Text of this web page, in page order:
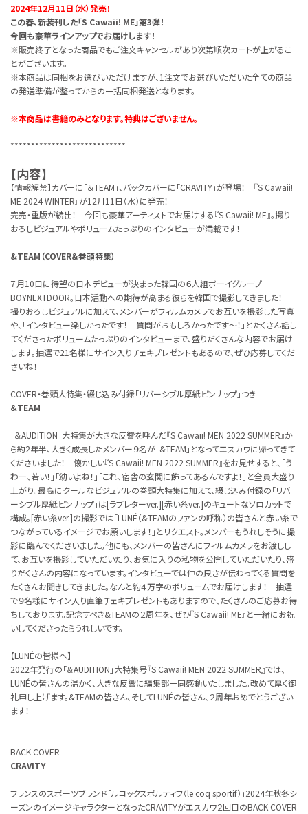
2024年12月11日（水）発売！
この春、新装刊した「S Cawaii! ME」第3弾！
今回も豪華ラインアップでお届けします！
※販売終了となった商品でもご注文キャンセルがあり次第順次カートが上がるこ
とがございます。
※本商品は同梱をお選びいただけますが、1注文でお選びいただいた全ての商品
の発送準備が整ってからの一括同梱発送となります。
※本商品は書籍のみとなります。特典はございません。
****************************
【内容】
【情報解禁】カバーに「＆TEAM」、バックカバーに「CRAVITY」が登場！ 『S Cawaii!
ME 2024 WINTER』が12月11日（水）に発売！
完売・重版が続出！ 今回も豪華アーティストでお届けする『S Cawaii! ME』。撮り
おろしビジュアルやボリュームたっぷりのインタビューが満載です！
&TEAM（COVER＆巻頭特集）
７月10日に待望の日本デビューが決まった韓国の６人組ボーイグループ
BOYNEXTDOOR。日本活動への期待が高まる彼らを韓国で撮影してきました！
撮りおろしビジュアルに加えて、メンバーがフィルムカメラでお互いを撮影した写真
や、「インタビュー楽しかったです！ 質問がおもしろかったです〜！」とたくさん話し
てくださったボリュームたっぷりのインタビューまで、盛りだくさんな内容でお届け
します。抽選で21名様にサイン入りチェキプレゼントもあるので、ぜひ応募してくだ
さいね！
COVER・巻頭大特集・綴じ込み付録「リバーシブル厚紙ピンナップ」つき
&TEAM
「＆AUDITION」大特集が大きな反響を呼んだ『S Cawaii! MEN 2022 SUMMER』か
ら約2年半、大きく成長したメンバー９名が「&TEAM」となってエスカワに帰ってきて
くださいました！ 懐かしい『S Cawaii! MEN 2022 SUMMER』をお見せすると、「う
わー、若い！」「幼いよね！」「これ、宿舎の玄関に飾ってあるんですよ！」と全員大盛り
上がり。最高にクールなビジュアルの巻頭大特集に加えて、綴じ込み付録の「リバ
ーシブル厚紙ピンナップ」は[ラブレターver.][赤い糸ver.]のキュートなソロカットで
構成。[赤い糸ver.]の撮影では「LUNÉ（&TEAMのファンの呼称）の皆さんと赤い糸で
つながっているイメージでお願いします！」とリクエスト。メンバーもうれしそうに撮
影に臨んでくださいました。他にも、メンバーの皆さんにフィルムカメラをお渡しし
て、お互いを撮影していただいたり、お気に入りの私物を公開していただいたり、盛
りだくさんの内容になっています。インタビューでは仲の良さが伝わってくる質問を
たくさんお聞きしてきました。なんと約４万字のボリュームでお届けします！ 抽選
で９名様にサイン入り直筆チェキプレゼントもありますので、たくさんのご応募お待
ちしております。記念すべき&TEAMの２周年を、ぜひ『S Cawaii! ME』と一緒にお祝
いしてくださったらうれしいです。
【LUNÉの皆様へ】
2022年発行の「＆AUDITION」大特集号『S Cawaii! MEN 2022 SUMMER』では、
LUNÉの皆さんの温かく、大きな反響に編集部一同感動いたしました。改めて厚く御
礼申し上げます。&TEAMの皆さん、そしてLUNÉの皆さん、２周年おめでとうござい
ます！
BACK COVER
CRAVITY
フランスのスポーツブランド「ルコックスポルティフ（le coq sportif）」2024年秋冬シ
ーズンのイメージキャラクターとなったCRAVITYがエスカワ２回目のBACK COVER